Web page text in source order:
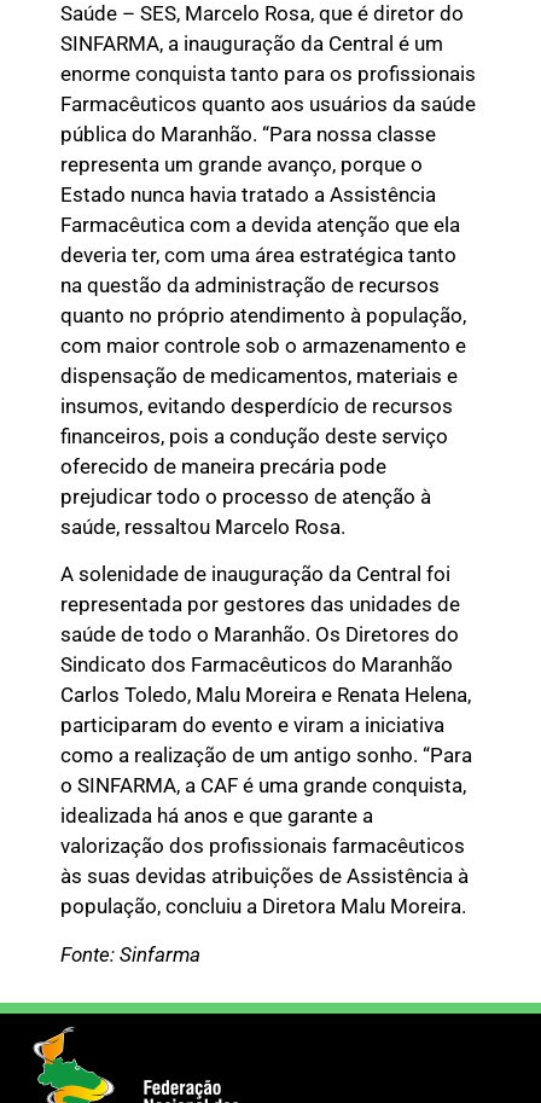
Saúde – SES, Marcelo Rosa, que é diretor do
SINFARMA, a inauguração da Central é um
enorme conquista tanto para os profissionais
Farmacêuticos quanto aos usuários da saúde
pública do Maranhão. “Para nossa classe
representa um grande avanço, porque o
Estado nunca havia tratado a Assistência
Farmacêutica com a devida atenção que ela
deveria ter, com uma área estratégica tanto
na questão da administração de recursos
quanto no próprio atendimento à população,
com maior controle sob o armazenamento e
dispensação de medicamentos, materiais e
insumos, evitando desperdício de recursos
financeiros, pois a condução deste serviço
oferecido de maneira precária pode
prejudicar todo o processo de atenção à
saúde, ressaltou Marcelo Rosa.
A solenidade de inauguração da Central foi
representada por gestores das unidades de
saúde de todo o Maranhão. Os Diretores do
Sindicato dos Farmacêuticos do Maranhão
Carlos Toledo, Malu Moreira e Renata Helena,
participaram do evento e viram a iniciativa
como a realização de um antigo sonho. “Para
o SINFARMA, a CAF é uma grande conquista,
idealizada há anos e que garante a
valorização dos profissionais farmacêuticos
às suas devidas atribuições de Assistência à
população, concluiu a Diretora Malu Moreira.
Fonte: Sinfarma